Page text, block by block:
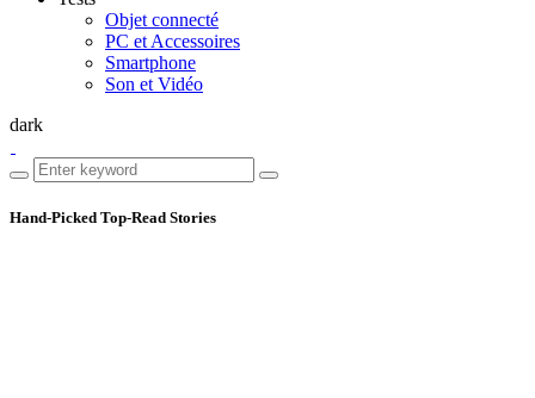
Objet connecté
PC et Accessoires
Smartphone
Son et Vidéo
dark
Hand-Picked Top-Read Stories